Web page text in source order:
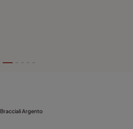
Bracciali Argento